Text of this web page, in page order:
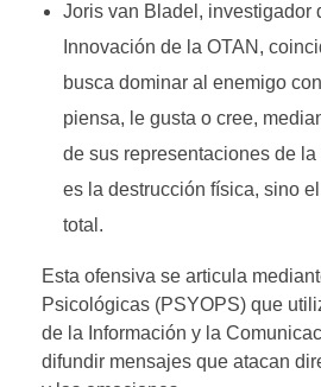
Joris van Bladel, investigador
Innovación de la OTAN,
busca dominar al enemigo
piensa, le gusta o cree,
de sus representaciones de
es la destrucción física, sino
total.
Esta ofensiva se articula
Psicológicas (PSYOPS) que
de la Información y la
difundir mensajes que atacan